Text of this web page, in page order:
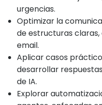
urgencias.
Optimizar la
de estructuras
email.
Aplicar casos
desarrollar
de IA.
Explorar